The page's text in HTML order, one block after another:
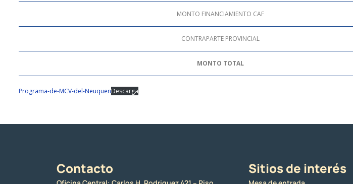
MONTO FINANCIAMIENTO CAF
CONTRAPARTE PROVINCIAL
MONTO TOTAL
Programa-de-MCV-del-NeuquenDescarga
Contacto Sitios de interés